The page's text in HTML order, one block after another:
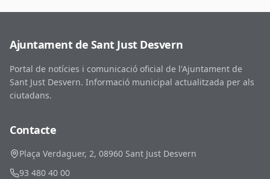
Ajuntament de Sant Just Desvern
Portal de notícies i comunicació oficial de l'Ajuntament de
Sant Just Desvern. Informació municipal actualitzada per als
ciutadans.
Contacte
Plaça Verdaguer, 2, 08960 Sant Just Desvern
93 480 40 00